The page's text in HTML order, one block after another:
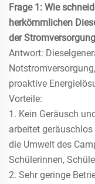
Frage 1: Wie
herkömmlichen
der
Antwort:
proaktive
Vorteile:
1. Kein Geräusch
arbeitet
die Umwelt des
Schülerinnen,
2. Sehr geringe